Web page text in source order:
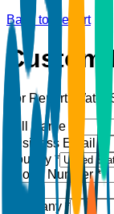
Back to Report
Custom
For Report:
Full Name *
Business Email *
Country *
Phone Number *
Company *